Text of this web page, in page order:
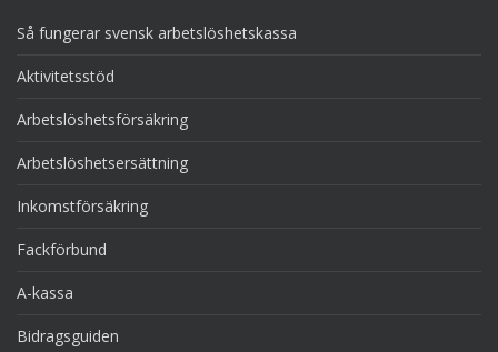
Så fungerar svensk arbetslöshetskassa
Aktivitetsstöd
Arbetslöshetsförsäkring
Arbetslöshetsersättning
Inkomstförsäkring
Fackförbund
A-kassa
Bidragsguiden